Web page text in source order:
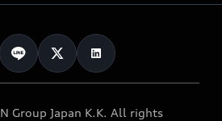
ン
Group Japan K.K. All rights